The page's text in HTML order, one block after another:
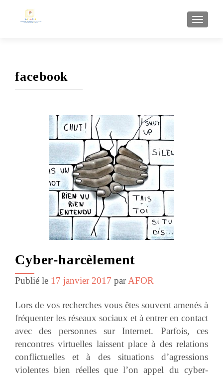
facebook
Cyber-harcèlement
Publié le 17 janvier 2017 parAFOR
Lors de vos recherches vous êtes souvent amenés à
fréquenter les réseaux sociaux et à entrer en contact
avec des personnes sur Internet. Parfois, ces
rencontres virtuelles laissent place à des relations
conflictuelles et à des situations d’agressions
violentes bien réelles que l’on appel du cyber-